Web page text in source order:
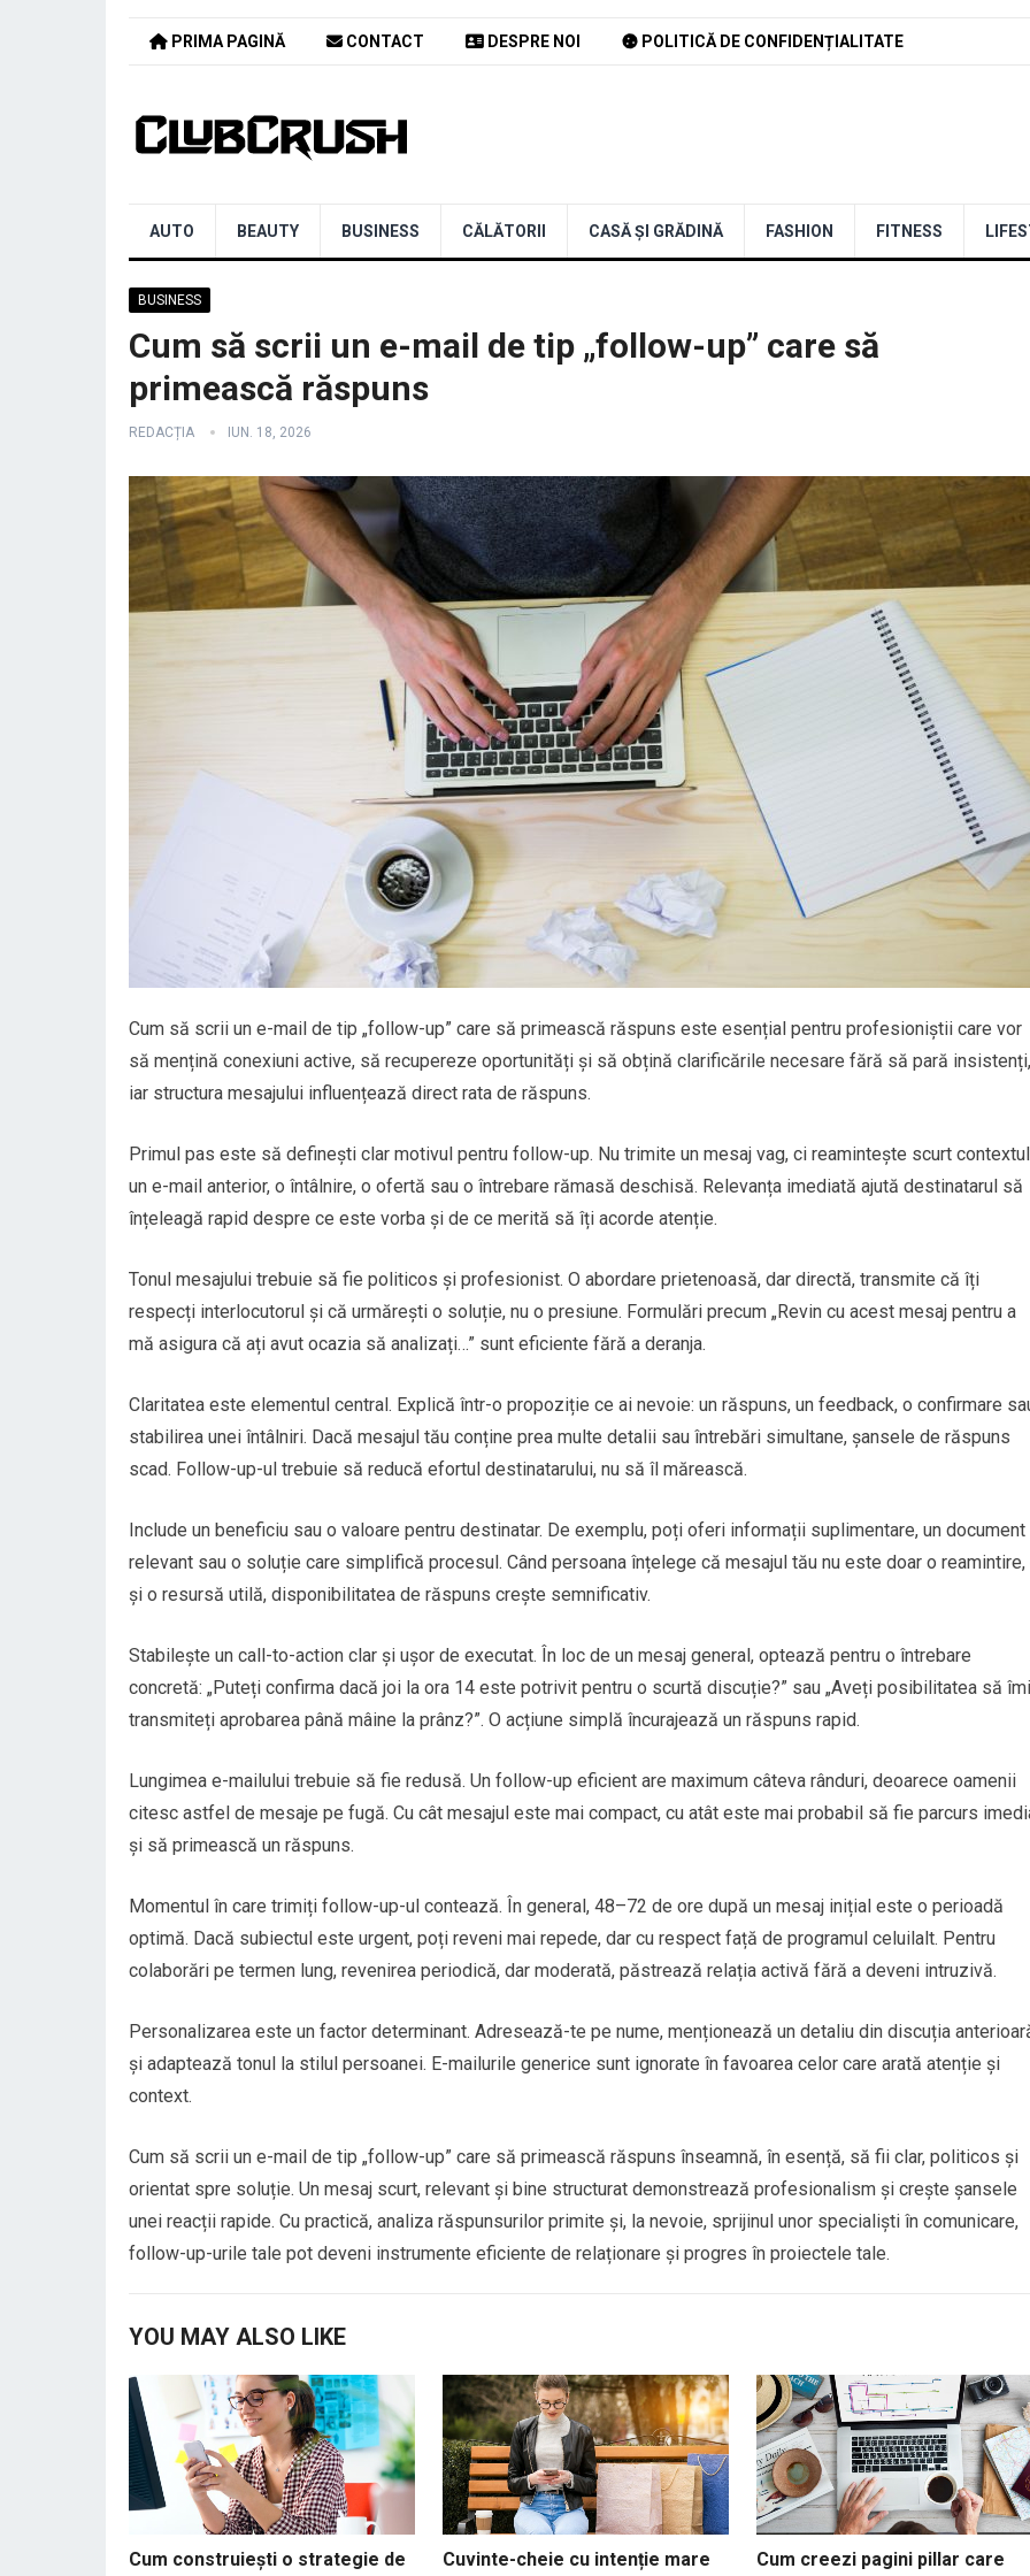
PRIMA PAGINĂ CONTACT DESPRE NOI POLITICĂ DE CONFIDENȚIALITATE
AUTO BEAUTY BUSINESS CĂLĂTORII CASĂ ȘI GRĂDINĂ FASHION FITNESS
BUSINESS
Cum să scrii un e-mail de tip „follow-up” care să
primească răspuns
REDACȚIA IUN. 18, 2026
Cum să scrii un e-mail de tip „follow-up” care să primească răspuns este esențial pentru profesioniștii care vor
să mențină conexiuni active, să recupereze oportunități și să obțină clarificările necesare fără să pară insistenți,
iar structura mesajului influențează direct rata de răspuns.
Primul pas este să definești clar motivul pentru follow-up. Nu trimite un mesaj vag, ci reamintește scurt
un e-mail anterior, o întâlnire, o ofertă sau o întrebare rămasă deschisă. Relevanța imediată ajută destinatarul să
înțeleagă rapid despre ce este vorba și de ce merită să îți acorde atenție.
Tonul mesajului trebuie să fie politicos și profesionist. O abordare prietenoasă, dar directă, transmite că îți
respecți interlocutorul și că urmărești o soluție, nu o presiune. Formulări precum „Revin cu acest mesaj pentru a
mă asigura că ați avut ocazia să analizați…” sunt eficiente fără a deranja.
Claritatea este elementul central. Explică într-o propoziție ce ai nevoie: un răspuns, un feedback, o confirmare
stabilirea unei întâlniri. Dacă mesajul tău conține prea multe detalii sau întrebări simultane, șansele de răspuns
scad. Follow-up-ul trebuie să reducă efortul destinatarului, nu să îl mărească.
Include un beneficiu sau o valoare pentru destinatar. De exemplu, poți oferi informații suplimentare, un document
relevant sau o soluție care simplifică procesul. Când persoana înțelege că mesajul tău nu este doar o reamintire,
și o resursă utilă, disponibilitatea de răspuns crește semnificativ.
Stabilește un call-to-action clar și ușor de executat. În loc de un mesaj general, optează pentru o întrebare
concretă: „Puteți confirma dacă joi la ora 14 este potrivit pentru o scurtă discuție?” sau „Aveți posibilitatea să îmi
transmiteți aprobarea până mâine la prânz?”. O acțiune simplă încurajează un răspuns rapid.
Lungimea e-mailului trebuie să fie redusă. Un follow-up eficient are maximum câteva rânduri, deoarece oamenii
citesc astfel de mesaje pe fugă. Cu cât mesajul este mai compact, cu atât este mai probabil să fie parcurs
și să primească un răspuns.
Momentul în care trimiți follow-up-ul contează. În general, 48–72 de ore după un mesaj inițial este o perioadă
optimă. Dacă subiectul este urgent, poți reveni mai repede, dar cu respect față de programul celuilalt. Pentru
colaborări pe termen lung, revenirea periodică, dar moderată, păstrează relația activă fără a deveni intruzivă.
Personalizarea este un factor determinant. Adresează-te pe nume, menționează un detaliu din discuția
și adaptează tonul la stilul persoanei. E-mailurile generice sunt ignorate în favoarea celor care arată atenție și
context.
Cum să scrii un e-mail de tip „follow-up” care să primească răspuns înseamnă, în esență, să fii clar, politicos și
orientat spre soluție. Un mesaj scurt, relevant și bine structurat demonstrează profesionalism și crește șansele
unei reacții rapide. Cu practică, analiza răspunsurilor primite și, la nevoie, sprijinul unor specialiști în comunicare,
follow-up-urile tale pot deveni instrumente eficiente de relaționare și progres în proiectele tale.
YOU MAY ALSO LIKE
Cum construiești o strategie de
Cuvinte-cheie cu intenție mare
Cum creezi pagini pillar care